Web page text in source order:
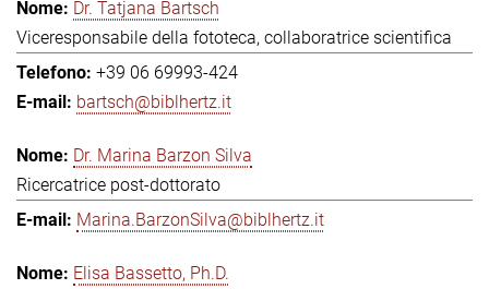
Dr. Tatjana Bartsch
Viceresponsabile della fototeca, collaboratrice scientifica
+39 06 69993-424
bartsch@biblhertz.it
Dr. Marina Barzon Silva
Ricercatrice post-dottorato
Marina.BarzonSilva@biblhertz.it
Elisa Bassetto, Ph.D.